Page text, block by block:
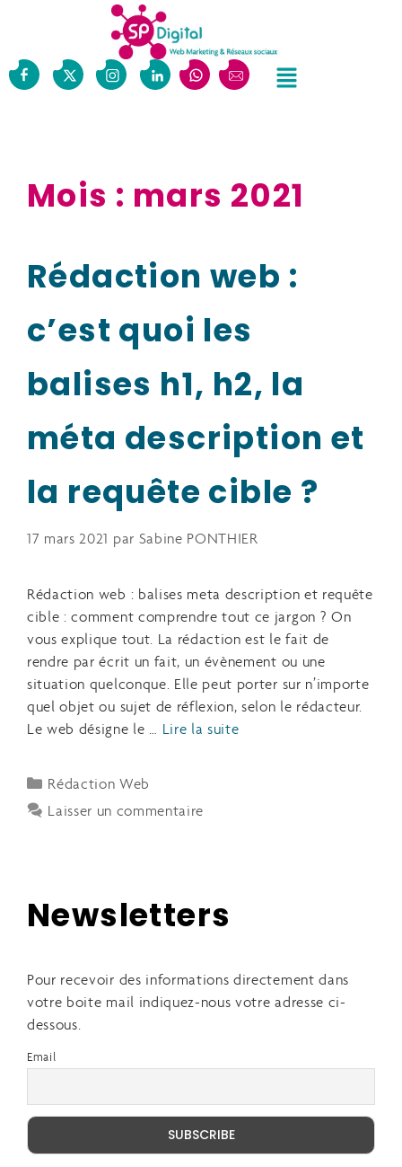
Mois : mars 2021
Rédaction web :
c’est quoi les
balises h1, h2, la
méta description et
la requête cible ?
17 mars 2021 par Sabine PONTHIER
Rédaction web : balises meta description et requête
cible : comment comprendre tout ce jargon ? On
vous explique tout. La rédaction est le fait de
rendre par écrit un fait, un évènement ou une
situation quelconque. Elle peut porter sur n’importe
quel objet ou sujet de réflexion, selon le rédacteur.
Le web désigne le … Lire la suite
Rédaction Web
Laisser un commentaire
Newsletters
Pour recevoir des informations directement dans
votre boite mail indiquez-nous votre adresse ci-
dessous.
Email